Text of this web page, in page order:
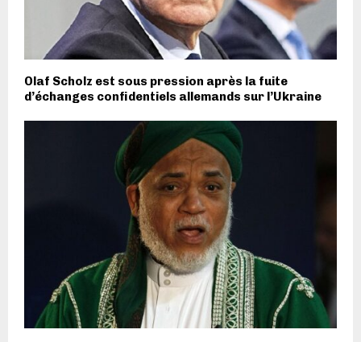
Olaf Scholz est sous pression après la fuite
d’échanges confidentiels allemands sur l’Ukraine